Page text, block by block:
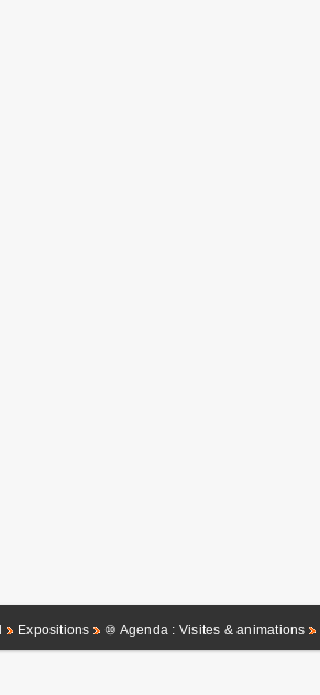
Expositions ⑩ Agenda : Visites & animations